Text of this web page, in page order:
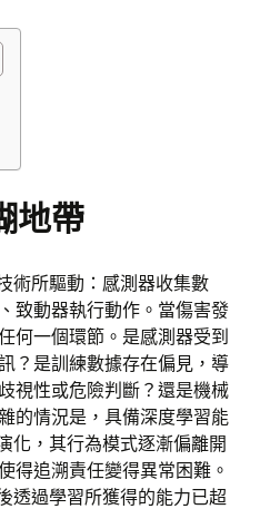
地帶
術所驅動：感測器收集數
致動器執行動作。當傷害發
何一個環節。是感測器受到
？是訓練數據存在偏見，導
視性或危險判斷？還是機械
的情況是，具備深度學習能
化，其行為模式逐漸偏離開
得追溯責任變得異常困難。
透過學習所獲得的能力已超